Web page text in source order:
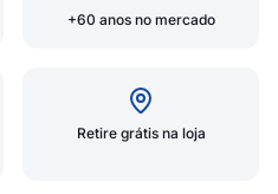
+60 anos no mercado
Retire grátis na loja